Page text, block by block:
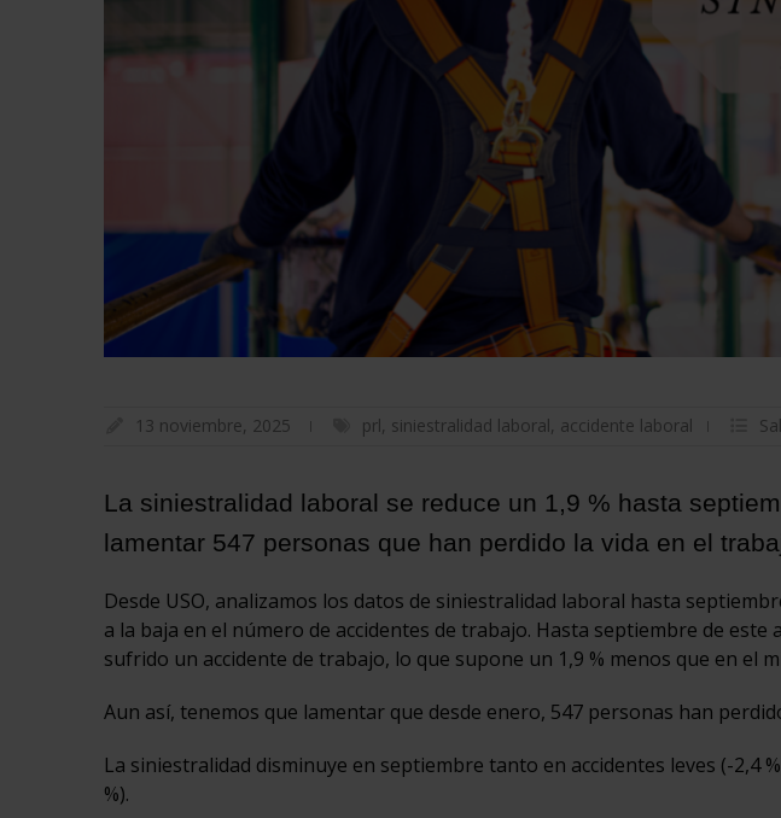
13 noviembre, 2025 prl, siniestralidad laboral, accidente laboral
La siniestralidad laboral se reduce un 1,9 % hasta
lamentar 547 personas que han perdido la vida en el
Desde USO, analizamos los datos de siniestralidad laboral hasta
a la baja en el número de accidentes de trabajo. Hasta septiembre de
sufrido un accidente de trabajo, lo que supone un 1,9 % menos que en el
Aun así, tenemos que lamentar que desde enero, 547 personas han
La siniestralidad disminuye en septiembre tanto en accidentes leves (-2,4
%).